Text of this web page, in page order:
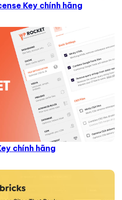
Key chính hãng
chính hãng